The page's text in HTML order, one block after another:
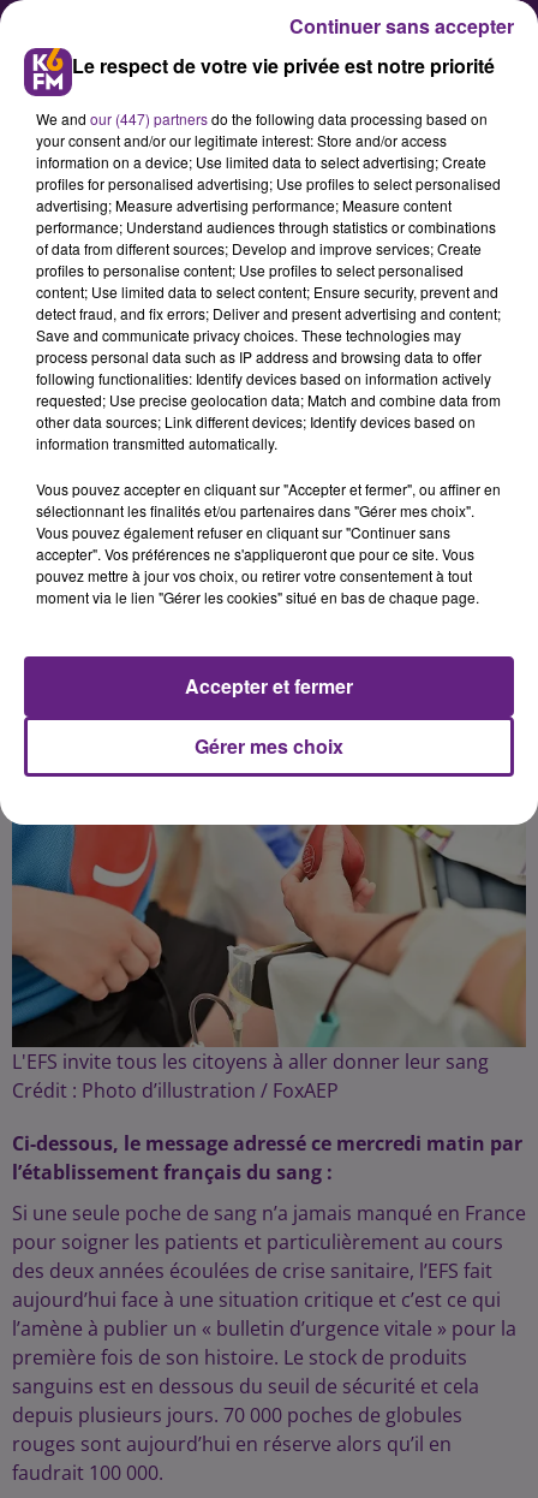
Les réserves de sang encore en
tension en Bourgogne-Franche-
Comté
L’établissement français du sang
alerte encore sur l’urgence de la
situation avec un niveau très bas
Franche-Comté et invite l’ensemble
des citoyens à se rendre en collecte
dès que possible.
L'EFS invite tous les citoyens à aller donner leur sang
Crédit : Photo d’illustration / FoxAEP
Ci-dessous, le message adressé ce mercredi matin par
l’établissement français du sang :
Si une seule poche de sang n’a jamais manqué en France
pour soigner les patients et particulièrement au cours
des deux années écoulées de crise sanitaire, l’EFS fait
aujourd’hui face à une situation critique et c’est ce qui
l’amène à publier un « bulletin d’urgence vitale » pour la
première fois de son histoire. Le stock de produits
sanguins est en dessous du seuil de sécurité et cela
depuis plusieurs jours. 70 000 poches de globules
rouges sont aujourd’hui en réserve alors qu’il en
faudrait 100 000.
Le respect de votre vie privée est notre priorité
We and our (447) partnersdo the following data processing based on
your consent and/or our legitimate interest: Store and/or access
information on a device; Use limited data to select advertising; Create
profiles for personalised advertising; Use profiles to select personalised
advertising; Measure advertising performance; Measure content
performance; Understand audiences through statistics or combinations
of data from different sources; Develop and improve services; Create
profiles to personalise content; Use profiles to select personalised
content; Use limited data to select content; Ensure security, prevent and
detect fraud, and fix errors; Deliver and present advertising and content;
Save and communicate privacy choices. These technologies may
process personal data such as IP address and browsing data to offer
following functionalities: Identify devices based on information actively
requested; Use precise geolocation data; Match and combine data from
other data sources; Link different devices; Identify devices based on
information transmitted automatically.
Vous pouvez accepter en cliquant sur "Accepter et fermer", ou affiner en
sélectionnant les finalités et/ou partenaires dans "Gérer mes choix".
Vous pouvez également refuser en cliquant sur "Continuer sans
accepter". Vos préférences ne s'appliqueront que pour ce site. Vous
pouvez mettre à jour vos choix, ou retirer votre consentement à tout
moment via le lien "Gérer les cookies" situé en bas de chaque page.
Gérer mes choix
Accepter et fermer
Continuer sans accepter